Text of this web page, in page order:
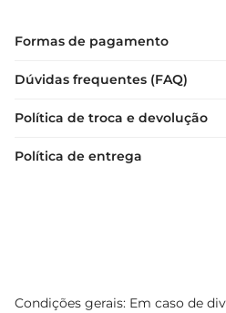
Formas de pagamento
Dúvidas frequentes (FAQ)
Política de troca e devolução
Política de entrega
Condições gerais: Em caso de